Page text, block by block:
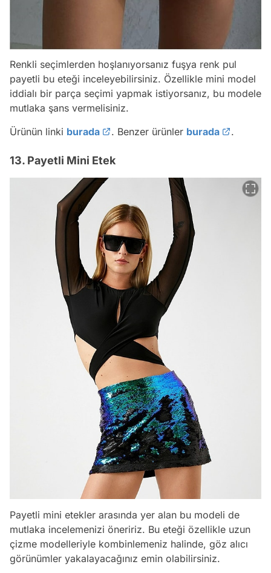
Renkli seçimlerden hoşlanıyorsanız fuşya renk pul
payetli bu eteği inceleyebilirsiniz. Özellikle mini model
iddialı bir parça seçimi yapmak istiyorsanız, bu modele
mutlaka şans vermelisiniz.
Ürünün linki burada . Benzer ürünler burada .
13. Payetli Mini Etek
Payetli mini etekler arasında yer alan bu modeli de
mutlaka incelemenizi öneririz. Bu eteği özellikle uzun
çizme modelleriyle kombinlemeniz halinde, göz alıcı
görünümler yakalayacağınız emin olabilirsiniz.